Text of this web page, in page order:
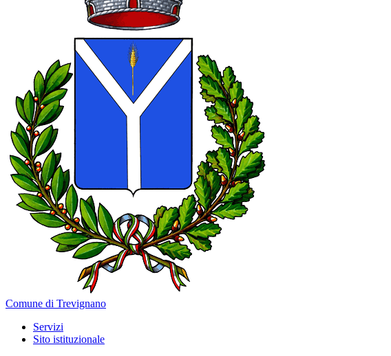
Comune di Trevignano
Servizi
Sito istituzionale